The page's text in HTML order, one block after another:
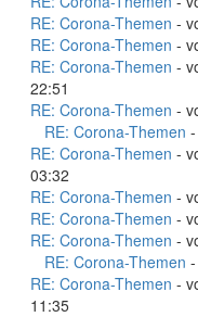
RE: Corona-Themen -
RE: Corona-Themen -
RE: Corona-Themen -
22:51
RE: Corona-Themen -
RE: Corona-Themen
RE: Corona-Themen -
03:32
RE: Corona-Themen -
RE: Corona-Themen -
RE: Corona-Themen -
RE: Corona-Themen
RE: Corona-Themen -
11:35